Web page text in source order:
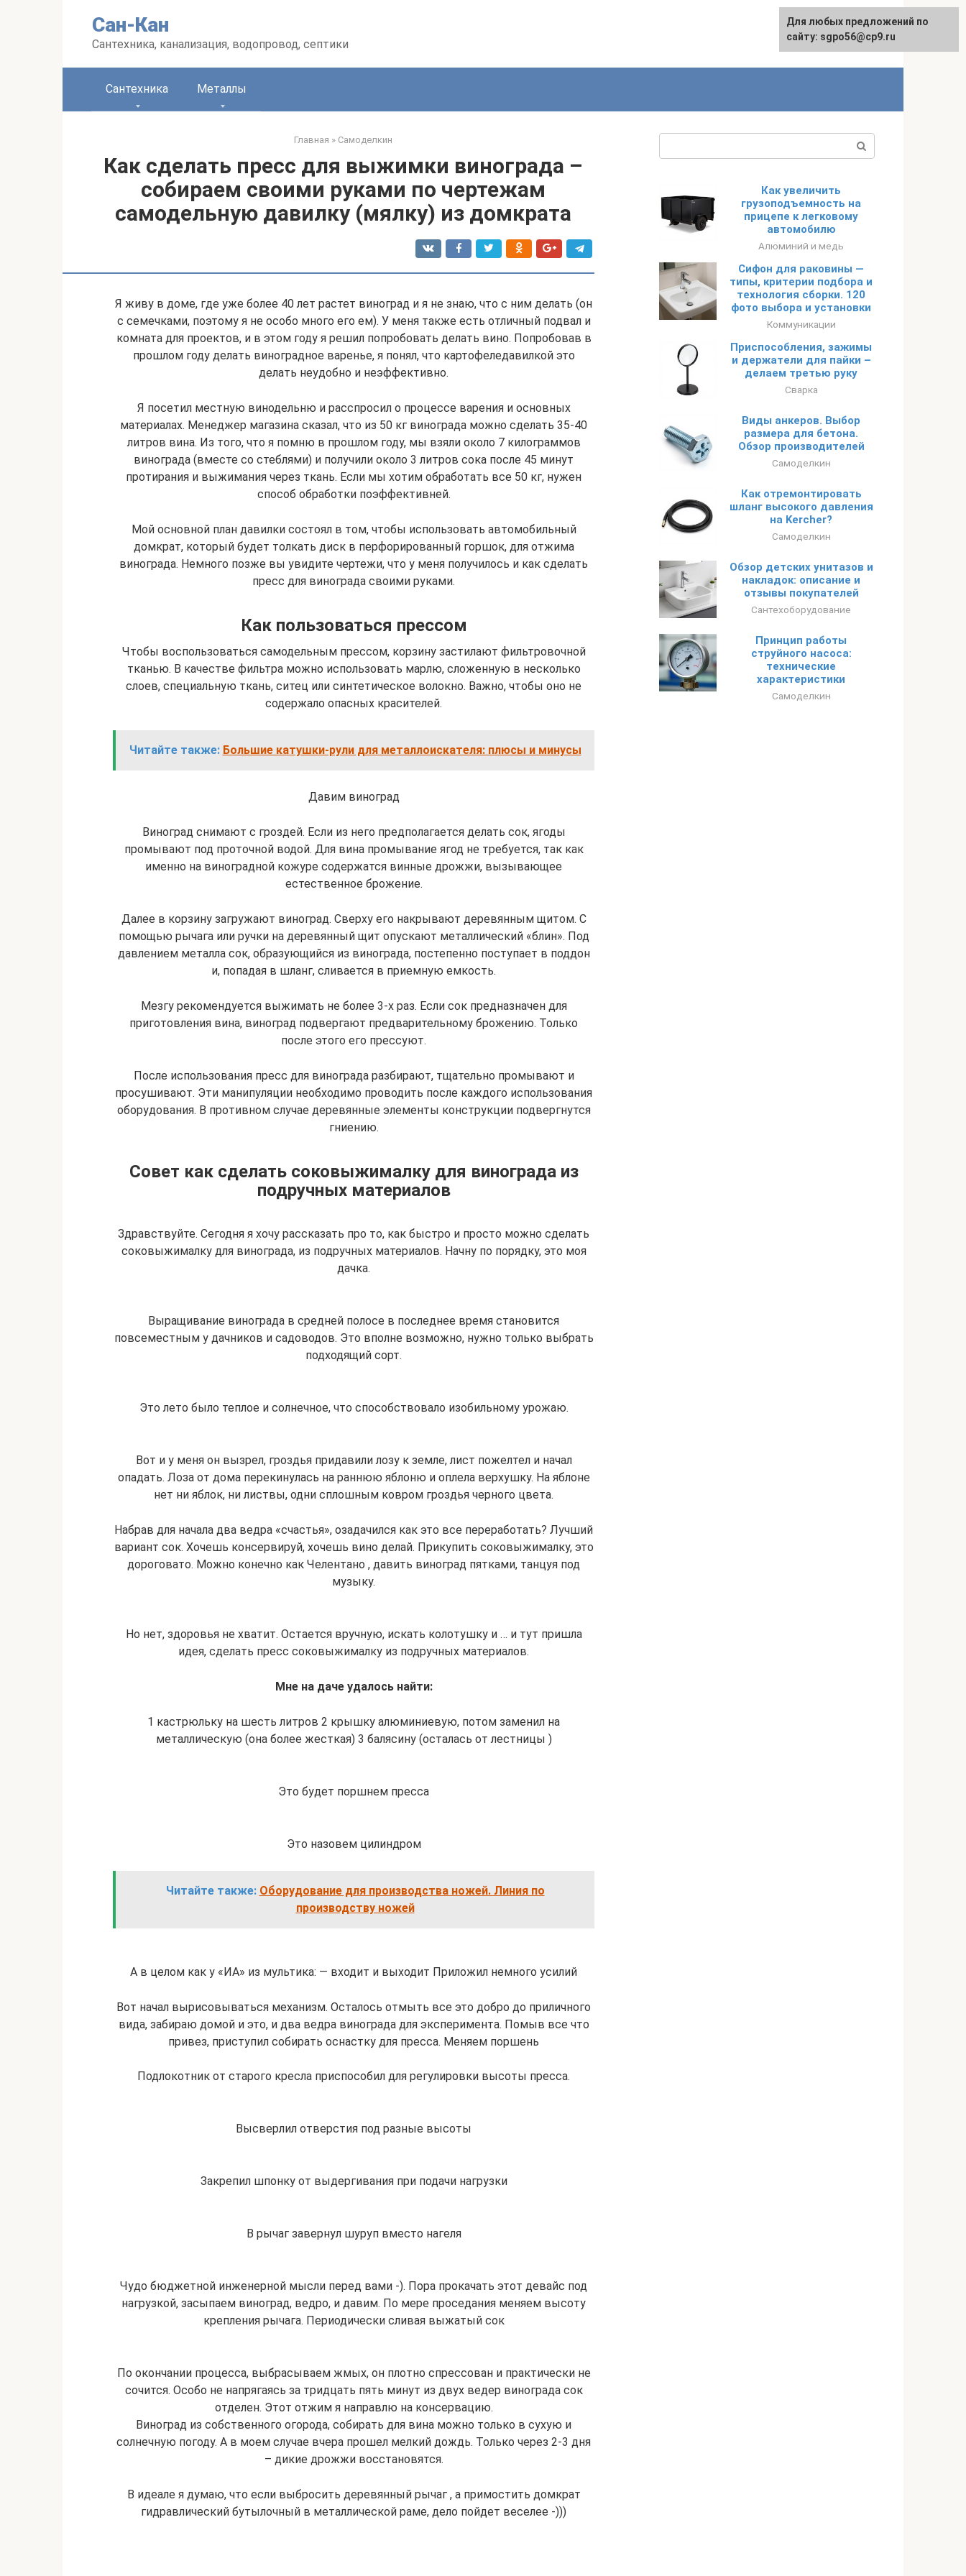
Сан-Кан
Сантехника, канализация, водопровод, септики
English
Сантехника Металлы
Главная » Самоделкин
Как сделать пресс для выжимки винограда –
собираем своими руками по чертежам
самодельную давилку (мялку) из домкрата
Я живу в доме, где уже более 40 лет растет виноград и я не знаю, что с ним делать (он
с семечками, поэтому я не особо много его ем). У меня также есть отличный подвал и
комната для проектов, и в этом году я решил попробовать делать вино. Попробовав в
прошлом году делать виноградное варенье, я понял, что картофеледавилкой это
делать неудобно и неэффективно.
Я посетил местную винодельню и расспросил о процессе варения и основных
материалах. Менеджер магазина сказал, что из 50 кг винограда можно сделать 35-40
литров вина. Из того, что я помню в прошлом году, мы взяли около 7 килограммов
винограда (вместе со стеблями) и получили около 3 литров сока после 45 минут
протирания и выжимания через ткань. Если мы хотим обработать все 50 кг, нужен
способ обработки поэффективней.
Мой основной план давилки состоял в том, чтобы использовать автомобильный
домкрат, который будет толкать диск в перфорированный горшок, для отжима
винограда. Немного позже вы увидите чертежи, что у меня получилось и как сделать
пресс для винограда своими руками.
Как пользоваться прессом
Чтобы воспользоваться самодельным прессом, корзину застилают фильтровочной
тканью. В качестве фильтра можно использовать марлю, сложенную в несколько
слоев, специальную ткань, ситец или синтетическое волокно. Важно, чтобы оно не
содержало опасных красителей.
Читайте также: Большие катушки-рули для металлоискателя: плюсы и минусы
Давим виноград
Виноград снимают с гроздей. Если из него предполагается делать сок, ягоды
промывают под проточной водой. Для вина промывание ягод не требуется, так как
именно на виноградной кожуре содержатся винные дрожжи, вызывающее
естественное брожение.
Далее в корзину загружают виноград. Сверху его накрывают деревянным щитом. С
помощью рычага или ручки на деревянный щит опускают металлический «блин». Под
давлением металла сок, образующийся из винограда, постепенно поступает в поддон
и, попадая в шланг, сливается в приемную емкость.
Мезгу рекомендуется выжимать не более 3-х раз. Если сок предназначен для
приготовления вина, виноград подвергают предварительному брожению. Только
после этого его прессуют.
После использования пресс для винограда разбирают, тщательно промывают и
просушивают. Эти манипуляции необходимо проводить после каждого использования
оборудования. В противном случае деревянные элементы конструкции подвергнутся
гниению.
Совет как сделать соковыжималку для винограда из
подручных материалов
Здравствуйте. Сегодня я хочу рассказать про то, как быстро и просто можно сделать
соковыжималку для винограда, из подручных материалов. Начну по порядку, это моя
дачка.
Выращивание винограда в средней полосе в последнее время становится
повсеместным у дачников и садоводов. Это вполне возможно, нужно только выбрать
подходящий сорт.
Это лето было теплое и солнечное, что способствовало изобильному урожаю.
Вот и у меня он вызрел, гроздья придавили лозу к земле, лист пожелтел и начал
опадать. Лоза от дома перекинулась на раннюю яблоню и оплела верхушку. На яблоне
нет ни яблок, ни листвы, одни сплошным ковром гроздья черного цвета.
Набрав для начала два ведра «счастья», озадачился как это все переработать? Лучший
вариант сок. Хочешь консервируй, хочешь вино делай. Прикупить соковыжималку, это
дороговато. Можно конечно как Челентано , давить виноград пятками, танцуя под
музыку.
Но нет, здоровья не хватит. Остается вручную, искать колотушку и … и тут пришла
идея, сделать пресс соковыжималку из подручных материалов.
Мне на даче удалось найти:
1 кастрюльку на шесть литров 2 крышку алюминиевую, потом заменил на
металлическую (она более жесткая) 3 балясину (осталась от лестницы )
Это будет поршнем пресса
Это назовем цилиндром
Читайте также: Оборудование для производства ножей. Линия по
производству ножей
А в целом как у «ИА» из мультика: — входит и выходит Приложил немного усилий
Вот начал вырисовываться механизм. Осталось отмыть все это добро до приличного
вида, забираю домой и это, и два ведра винограда для эксперимента. Помыв все что
привез, приступил собирать оснастку для пресса. Меняем поршень
Подлокотник от старого кресла приспособил для регулировки высоты пресса.
Высверлил отверстия под разные высоты
Закрепил шпонку от выдергивания при подачи нагрузки
В рычаг завернул шуруп вместо нагеля
Чудо бюджетной инженерной мысли перед вами -). Пора прокачать этот девайс под
нагрузкой, засыпаем виноград, ведро, и давим. По мере проседания меняем высоту
крепления рычага. Периодически сливая выжатый сок
По окончании процесса, выбрасываем жмых, он плотно спрессован и практически не
сочится. Особо не напрягаясь за тридцать пять минут из двух ведер винограда сок
отделен. Этот отжим я направлю на консервацию.
Виноград из собственного огорода, собирать для вина можно только в сухую и
солнечную погоду. А в моем случае вчера прошел мелкий дождь. Только через 2-3 дня
– дикие дрожжи восстановятся.
В идеале я думаю, что если выбросить деревянный рычаг , а примостить домкрат
гидравлический бутылочный в металлической раме, дело пойдет веселее -)))
Как увеличить
грузоподъемность на
прицепе к легковому
автомобилю
Алюминий и медь
Сифон для раковины —
типы, критерии подбора и
технология сборки. 120
фото выбора и установки
Коммуникации
Приспособления, зажимы
и держатели для пайки –
делаем третью руку
Сварка
Виды анкеров. Выбор
размера для бетона.
Обзор производителей
Самоделкин
Как отремонтировать
шланг высокого давления
на Kercher?
Самоделкин
Обзор детских унитазов и
накладок: описание и
отзывы покупателей
Сантехоборудование
Принцип работы
струйного насоса:
технические
характеристики
Самоделкин
Для любых предложений по
сайту: sgpo56@cp9.ru